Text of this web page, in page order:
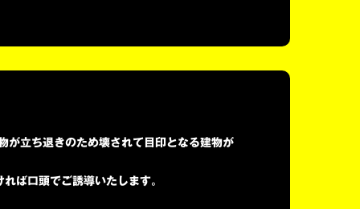
立ち退きのため壊されて目印となる建物が
ば口頭でご誘導いたします。